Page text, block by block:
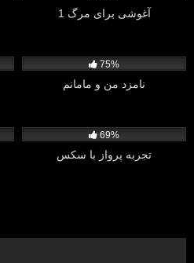
آغوشی برای مرگ 1
75%
نامزد من و مامانم
69%
تجربه پرواز با سکس